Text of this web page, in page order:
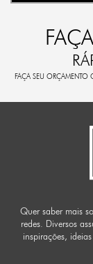
FAÇA SEU ORÇAMENTO
Quer saber mais
redes. Diversos
inspirações,